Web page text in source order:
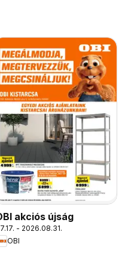
akciós újság
- 2026.08.31.
OBI